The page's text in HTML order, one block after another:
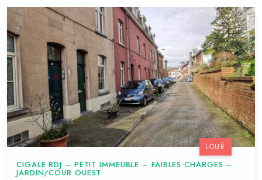
CIGALE RDJ – PETIT IMMEUBLE – FAIBLES CHARGES –
JARDIN/COUR OUEST
LOUÉ